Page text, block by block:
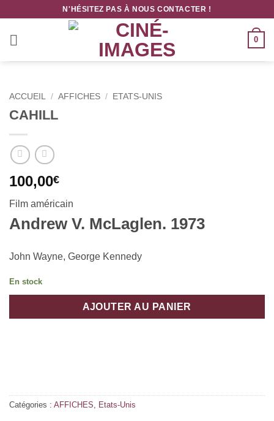
contenu
N'HÉSITEZ PAS À NOUS CONTACTER !
0
ACCUEIL / AFFICHES / ETATS-UNIS
CAHILL
100,00€
Film américain
Andrew V. McLaglen. 1973
John Wayne, George Kennedy
En stock
AJOUTER AU PANIER
Catégories : AFFICHES Etats-Unis